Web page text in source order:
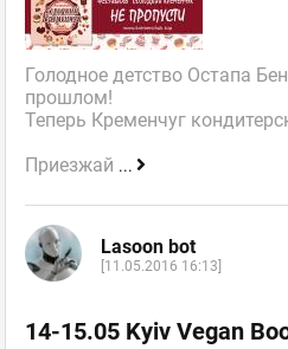
Голодное детство Остапа
прошлом!
Теперь Кременчуг
Приезжай ...
Lasoon bot
[11.05.2016 16:13]
14-15.05 Kyiv Vegan